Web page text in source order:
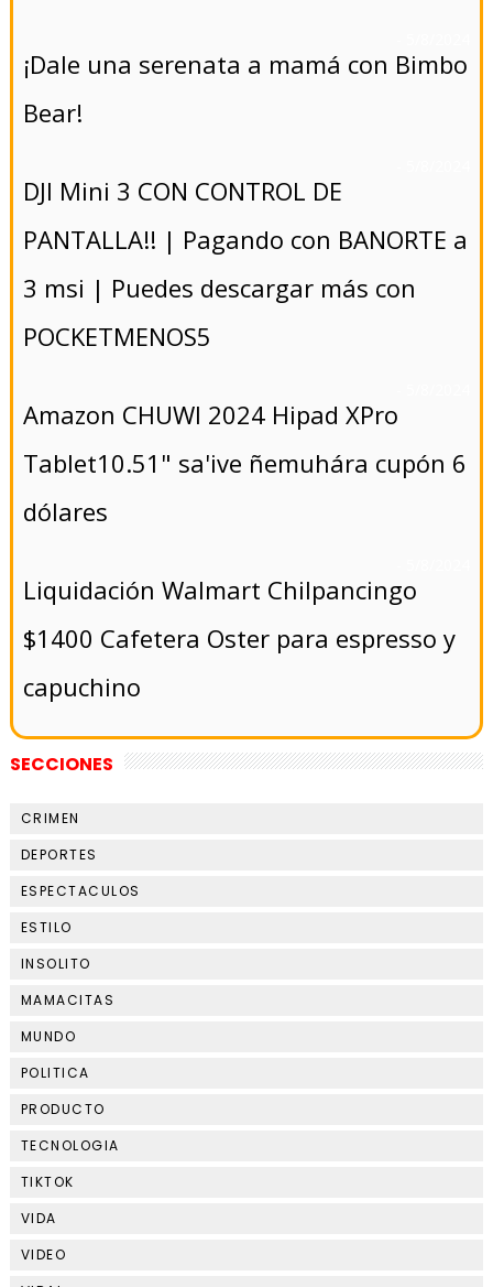
¡Dale una serenata a mamá con Bimbo
Bear!
DJI Mini 3 CON CONTROL DE
PANTALLA!! | Pagando con BANORTE a
3 msi | Puedes descargar más con
POCKETMENOS5
Amazon CHUWI 2024 Hipad XPro
Tablet10.51" sa'ive ñemuhára cupón 6
dólares
Liquidación Walmart Chilpancingo
$1400 Cafetera Oster para espresso y
capuchino
SECCIONES
CRIMEN
DEPORTES
ESPECTACULOS
ESTILO
INSOLITO
MAMACITAS
MUNDO
POLITICA
PRODUCTO
TECNOLOGIA
TIKTOK
VIDA
VIDEO